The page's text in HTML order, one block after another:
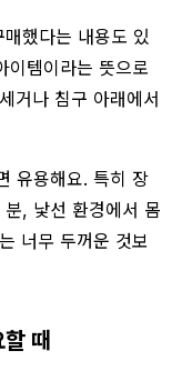
했다는 내용도 있
이템이라는 뜻으로
거나 침구 아래에서
유용해요. 특히 장
, 낯선 환경에서 몸
너무 두꺼운 것보
때